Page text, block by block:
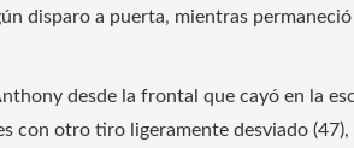
disparo a puerta, mientras
desde la frontal que cayó en la
con otro tiro ligeramente desviado (47),